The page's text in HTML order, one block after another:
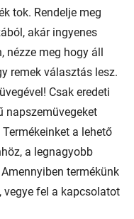
tok. Rendelje meg
akár ingyenes
nézze meg hogy áll
remek választás lesz.
Csak eredeti
napszemüvegeket
a lehető
a legnagyobb
termékünk
vegye fel a kapcsolatot